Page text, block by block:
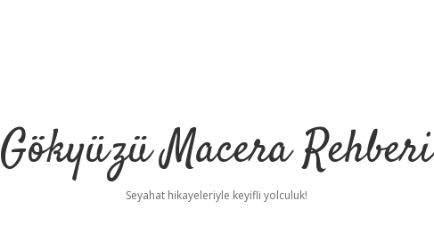
Gökyüzü Macera Rehberi
Seyahat hikayeleriyle keyifli yolculuk!